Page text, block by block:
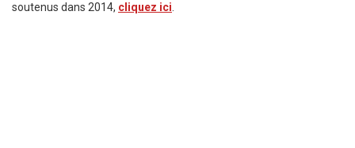
soutenus dans 2014, cliquez ici